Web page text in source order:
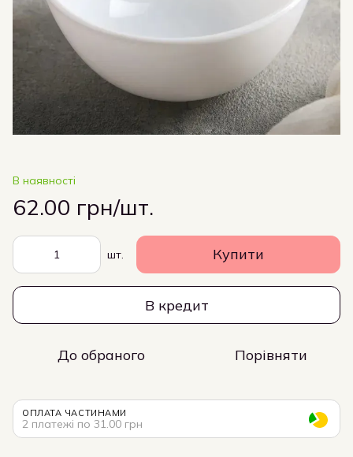
В наявності
62.00 грн/шт.
шт. Купити
В кредит
До обраного Порівняти
ОПЛАТА ЧАСТИНАМИ
2 платежі по 31.00 грн